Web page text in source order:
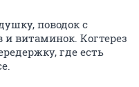
поводок с
витаминок. Когтерез
где есть